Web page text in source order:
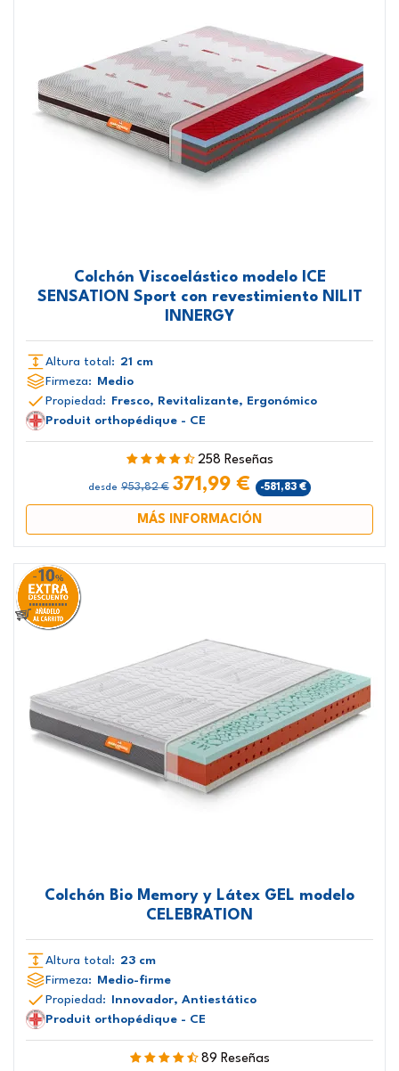
Colchón Viscoelástico modelo ICE
SENSATION Sport con revestimiento NILIT
INNERGY
Altura total: 21 cm
Firmeza: Medio
Propiedad: Fresco, Revitalizante, Ergonómico
Produit orthopédique - CE
258 Reseñas
desde 953,82 € 371,99 € -581,83 €
MÁS INFORMACIÓN
Colchón Bio Memory y Látex GEL modelo
CELEBRATION
Altura total: 23 cm
Firmeza:
Medio-firme
Propiedad:
Innovador, Antiestático
Produit orthopédique - CE
89 Reseñas